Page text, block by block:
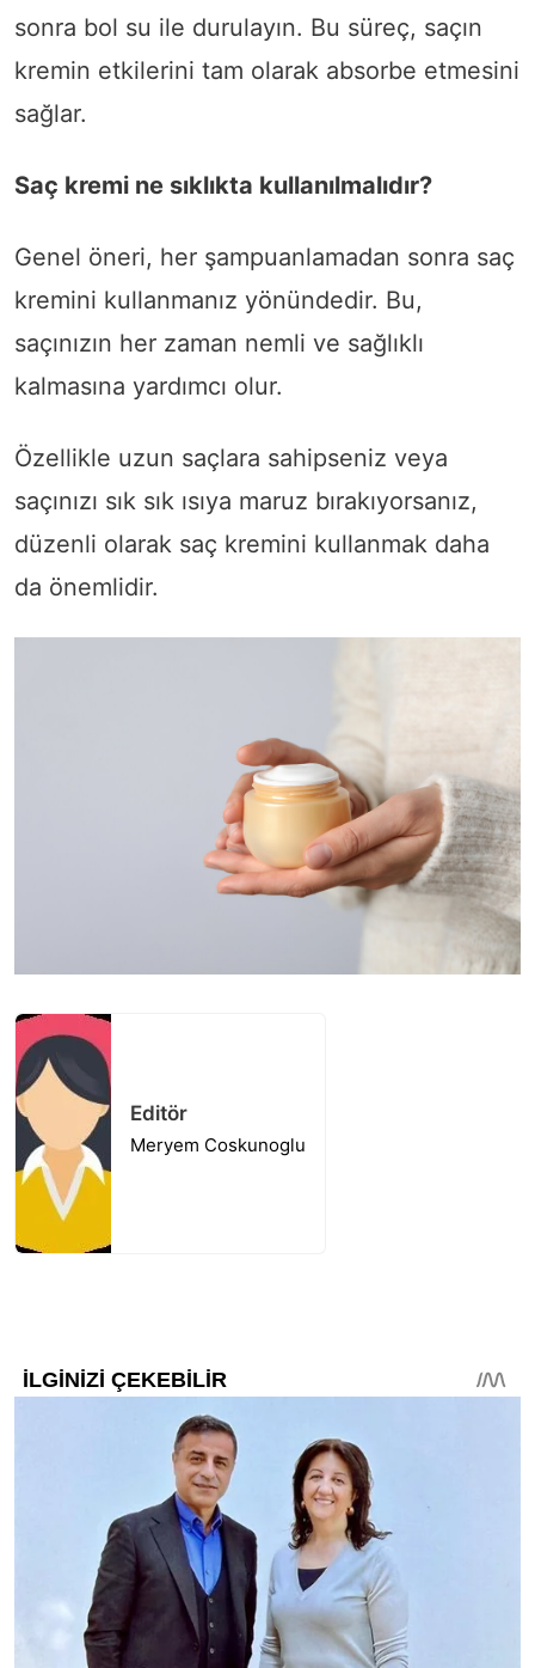
sonra bol su ile durulayın. Bu süreç, saçın
kremin etkilerini tam olarak absorbe etmesini
sağlar.
Saç kremi ne sıklıkta kullanılmalıdır?
Genel öneri, her şampuanlamadan sonra saç
kremini kullanmanız yönündedir. Bu,
saçınızın her zaman nemli ve sağlıklı
kalmasına yardımcı olur.
Özellikle uzun saçlara sahipseniz veya
saçınızı sık sık ısıya maruz bırakıyorsanız,
düzenli olarak saç kremini kullanmak daha
da önemlidir.
Editör
Meryem Coskunoglu